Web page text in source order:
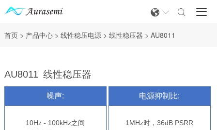
  
首页 > 产品中心 > 线性稳压电源 > 线性稳压器 > AU8011
AU8011 线性稳压器
噪声:
10Hz - 100kHz之间
电源抑制比:
1MHz时，36dB PSRR